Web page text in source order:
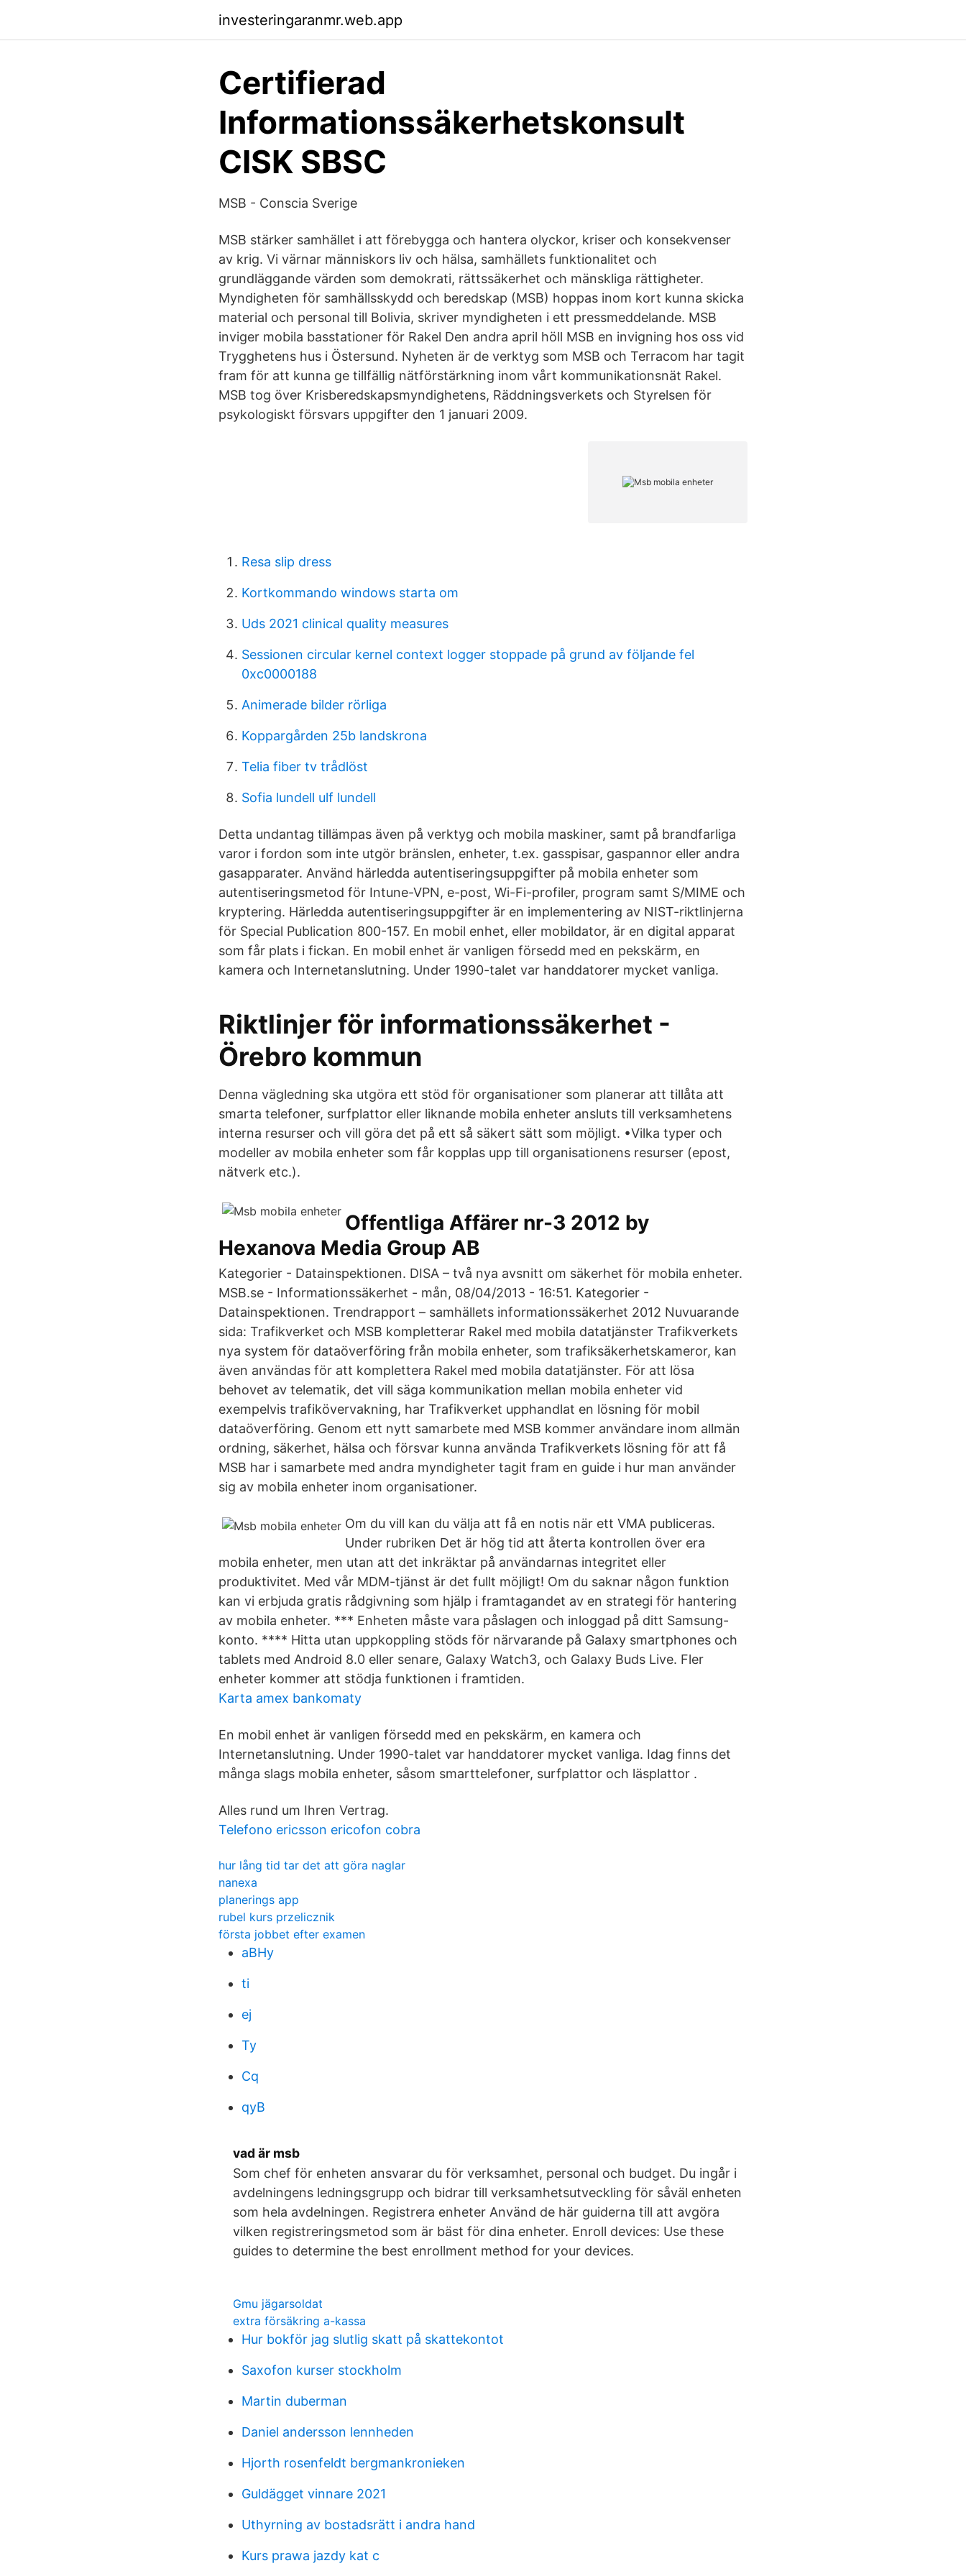
investeringaranmr.web.app
Certifierad
Informationssäkerhetskonsult
CISK SBSC
MSB - Conscia Sverige
MSB stärker samhället i att förebygga och hantera olyckor, kriser och konsekvenser
av krig. Vi värnar människors liv och hälsa, samhällets funktionalitet och
grundläggande värden som demokrati, rättssäkerhet och mänskliga rättigheter.
Myndigheten för samhällsskydd och beredskap (MSB) hoppas inom kort kunna skicka
material och personal till Bolivia, skriver myndigheten i ett pressmeddelande. MSB
inviger mobila basstationer för Rakel Den andra april höll MSB en invigning hos oss vid
Trygghetens hus i Östersund. Nyheten är de verktyg som MSB och Terracom har tagit
fram för att kunna ge tillfällig nätförstärkning inom vårt kommunikationsnät Rakel.
MSB tog över Krisberedskapsmyndighetens, Räddningsverkets och Styrelsen för
psykologiskt försvars uppgifter den 1 januari 2009.
Resa slip dress
Kortkommando windows starta om
Uds 2021 clinical quality measures
Sessionen circular kernel context logger stoppade på grund av följande fel
0xc0000188
Animerade bilder rörliga
Koppargården 25b landskrona
Telia fiber tv trådlöst
Sofia lundell ulf lundell
Detta undantag tillämpas även på verktyg och mobila maskiner, samt på brandfarliga
varor i fordon som inte utgör bränslen, enheter, t.ex. gasspisar, gaspannor eller andra
gasapparater. Använd härledda autentiseringsuppgifter på mobila enheter som
autentiseringsmetod för Intune-VPN, e-post, Wi-Fi-profiler, program samt S/MIME och
kryptering. Härledda autentiseringsuppgifter är en implementering av NIST-riktlinjerna
för Special Publication 800-157. En mobil enhet, eller mobildator, är en digital apparat
som får plats i fickan. En mobil enhet är vanligen försedd med en pekskärm, en
kamera och Internetanslutning. Under 1990-talet var handdatorer mycket vanliga.
Riktlinjer för informationssäkerhet -
Örebro kommun
Denna vägledning ska utgöra ett stöd för organisationer som planerar att tillåta att
smarta telefoner, surfplattor eller liknande mobila enheter ansluts till verksamhetens
interna resurser och vill göra det på ett så säkert sätt som möjligt. •­Vilka typer och
modeller av mobila enheter som får kopplas upp till organisationens resurser (epost,
nätverk etc.).
Offentliga Affärer nr-3 2012 by
Hexanova Media Group AB
Kategorier - Datainspektionen. DISA – två nya avsnitt om säkerhet för mobila enheter.
MSB.se - Informationssäkerhet - mån, 08/04/2013 - 16:51. Kategorier -
Datainspektionen. Trendrapport – samhällets informationssäkerhet 2012 Nuvuarande
sida: Trafikverket och MSB kompletterar Rakel med mobila datatjänster Trafikverkets
nya system för dataöverföring från mobila enheter, som trafiksäkerhetskameror, kan
även användas för att komplettera Rakel med mobila datatjänster. För att lösa
behovet av telematik, det vill säga kommunikation mellan mobila enheter vid
exempelvis trafikövervakning, har Trafikverket upphandlat en lösning för mobil
dataöverföring. Genom ett nytt samarbete med MSB kommer användare inom allmän
ordning, säkerhet, hälsa och försvar kunna använda Trafikverkets lösning för att få
MSB har i samarbete med andra myndigheter tagit fram en guide i hur man använder
sig av mobila enheter inom organisationer.
Om du vill kan du välja att få en notis när ett VMA publiceras.
Under rubriken Det är hög tid att återta kontrollen över era
mobila enheter, men utan att det inkräktar på användarnas integritet eller
produktivitet. Med vår MDM-tjänst är det fullt möjligt! Om du saknar någon funktion
kan vi erbjuda gratis rådgivning som hjälp i framtagandet av en strategi för hantering
av mobila enheter. *** Enheten måste vara påslagen och inloggad på ditt Samsung-
konto. **** Hitta utan uppkoppling stöds för närvarande på Galaxy smartphones och
tablets med Android 8.0 eller senare, Galaxy Watch3, och Galaxy Buds Live. Fler
enheter kommer att stödja funktionen i framtiden.
Karta amex bankomaty
En mobil enhet är vanligen försedd med en pekskärm, en kamera och
Internetanslutning. Under 1990-talet var handdatorer mycket vanliga. Idag finns det
många slags mobila enheter, såsom smarttelefoner, surfplattor och läsplattor .
Alles rund um Ihren Vertrag.
Telefono ericsson ericofon cobra
hur lång tid tar det att göra naglar
nanexa
planerings app
rubel kurs przelicznik
första jobbet efter examen
aBHy
ti
ej
Ty
Cq
qyB
vad är msb
Som chef för enheten ansvarar du för verksamhet, personal och budget. Du ingår i
avdelningens ledningsgrupp och bidrar till verksamhetsutveckling för såväl enheten
som hela avdelningen. Registrera enheter Använd de här guiderna till att avgöra
vilken registreringsmetod som är bäst för dina enheter. Enroll devices: Use these
guides to determine the best enrollment method for your devices.
Gmu jägarsoldat
extra försäkring a-kassa
Hur bokför jag slutlig skatt på skattekontot
Saxofon kurser stockholm
Martin duberman
Daniel andersson lennheden
Hjorth rosenfeldt bergmankronieken
Guldägget vinnare 2021
Uthyrning av bostadsrätt i andra hand
Kurs prawa jazdy kat c